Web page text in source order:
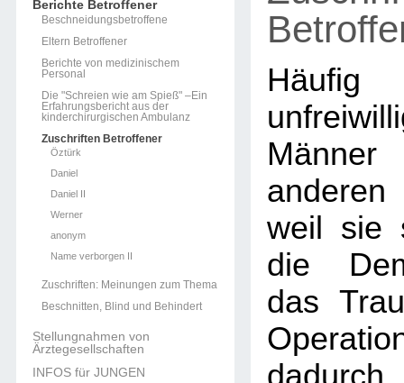
Berichte Betroffener
Beschneidungsbetroffene
Eltern Betroffener
Berichte von medizinischem
Personal
Die "Schreien wie am Spieß" –Ein
Erfahrungsbericht aus der
kinderchirurgischen Ambulanz
Zuschriften Betroffener
Öztürk
Daniel
Daniel II
Werner
anonym
Name verborgen II
Zuschriften: Meinungen zum Thema
Beschnitten, Blind und Behindert
Stellungnahmen von
Ärztegesellschaften
INFOS für JUNGEN
anderen
weil sie
die
das